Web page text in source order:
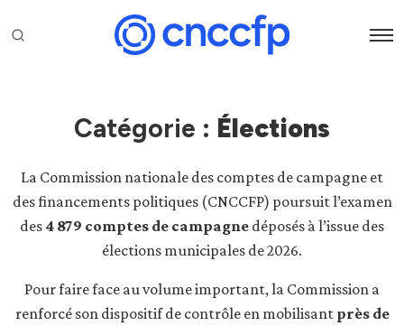
Catégorie : Élections
La Commission nationale des comptes de campagne et
des financements politiques (CNCCFP) poursuit l’examen
des 4 879 comptes de campagne déposés à l’issue des
élections municipales de 2026.
Pour faire face au volume important, la Commission a
renforcé son dispositif de contrôle en mobilisant près de